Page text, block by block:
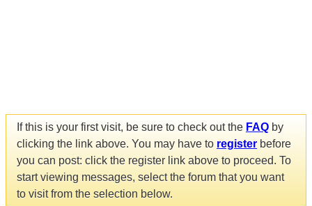
If this is your first visit, be sure to check out the FAQ by
clicking the link above. You may have to register before
you can post: click the register link above to proceed. To
start viewing messages, select the forum that you want
to visit from the selection below.